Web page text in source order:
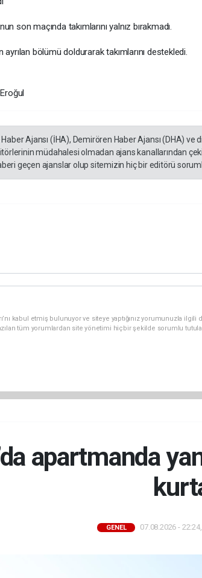
son maçında takımlarını yalnız bırakmadı.
ayrılan bölümü doldurarak takımlarını destekledi.
Ajansı (İHA), Demirören Haber Ajansı (DHA) ve
müdahalesi olmadan ajans kanallarından
geçen ajanslar olup sitemizin hiç bir editörü
kabul etmiş bulunuyor ve siteye yaptığınız yorumunuzla
tüm yorumlardan site yönetimi hiçbir şekilde sorumlu
apartmanda
GENEL 07.08.2026 -